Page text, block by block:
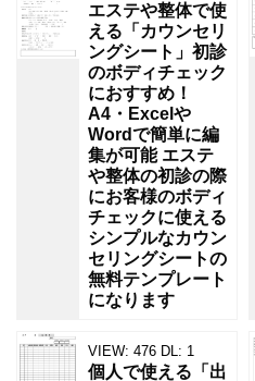
エステや整体で使
える「カウンセリ
ングシート」初診
のボディチェック
におすすめ！
A4・Excelや
Wordで簡単に編
集が可能 エステ
や整体の初診の際
にお客様のボディ
チェックに使える
シンプルなカウン
セリングシートの
無料テンプレート
になります
VIEW: 476 DL: 1
個人で使える「出